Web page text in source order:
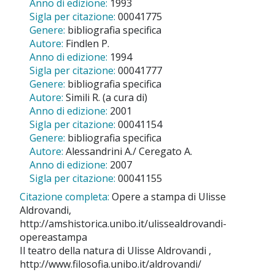
Anno di edizione: 1993
Sigla per citazione: 00041775
Genere: bibliografia specifica
Autore: Findlen P.
Anno di edizione: 1994
Sigla per citazione: 00041777
Genere: bibliografia specifica
Autore: Simili R. (a cura di)
Anno di edizione: 2001
Sigla per citazione: 00041154
Genere: bibliografia specifica
Autore: Alessandrini A./ Ceregato A.
Anno di edizione: 2007
Sigla per citazione: 00041155
Citazione completa: Opere a stampa di Ulisse
Aldrovandi,
http://amshistorica.unibo.it/ulissealdrovandi-
opereastampa
Il teatro della natura di Ulisse Aldrovandi ,
http://www.filosofia.unibo.it/aldrovandi/